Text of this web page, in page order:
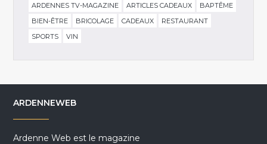
ARDENNES TV-MAGAZINE
ARTICLES CADEAUX
BAPTÊME
BIEN-ÊTRE
BRICOLAGE CADEAUX
RESTAURANT
SPORTS
VIN
ARDENNEWEB
Ardenne Web est le magazine